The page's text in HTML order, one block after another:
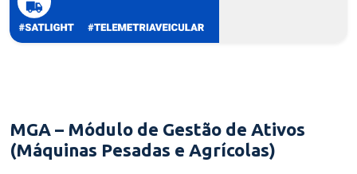
MGA – Módulo de Gestão de Ativos
(Máquinas Pesadas e Agrícolas)